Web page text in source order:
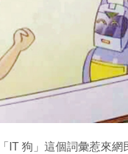
IT 狗」這個詞彙惹來網